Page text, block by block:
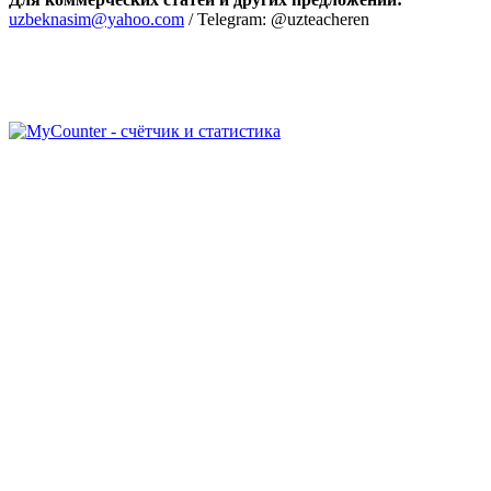
uzbeknasim@yahoo.com / Telegram: @uzteacheren